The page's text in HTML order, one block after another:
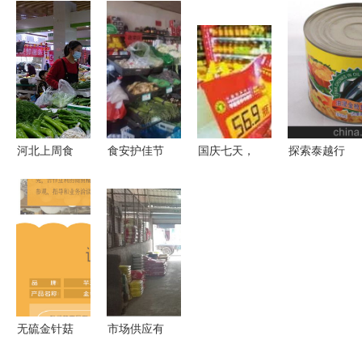
安心 食用
农产品批发
持‘绿色通
行证’出发
准备？382
张三响应路
被通报，沃
尔玛上榜
批发环节安
全警钟再响
的平稳运行
与未来前景
发市场买
菜，你得长
点心... 警惕
食用农产品
安全问题
河北上周食
生产资料市
场价格运行
定
食安护佳节
管局启动食
用农产品批
发专项执法
检查行动
国庆七天，
探索泰越行
无硫金针菇
市场供应有